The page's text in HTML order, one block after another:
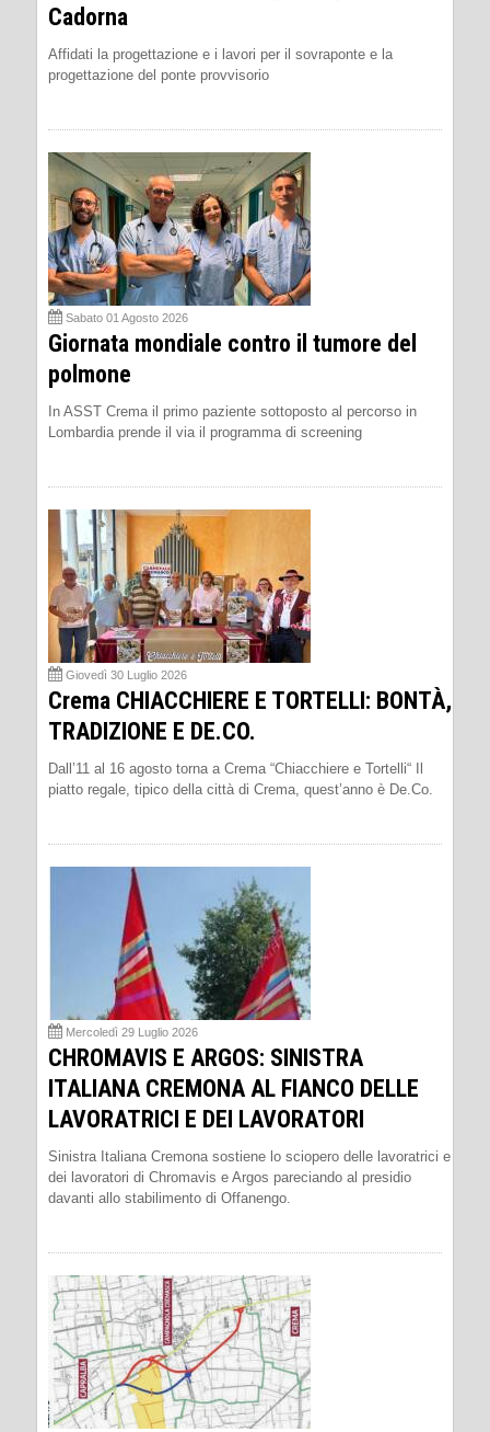
Cadorna
Affidati la progettazione e i lavori per il sovraponte e la
progettazione del ponte provvisorio
Sabato 01 Agosto 2026
Giornata mondiale contro il tumore del
polmone
In ASST Crema il primo paziente sottoposto al percorso in
Lombardia prende il via il programma di screening
Giovedì 30 Luglio 2026
Crema CHIACCHIERE E TORTELLI: BONTÀ,
TRADIZIONE E DE.CO.
Dall’11 al 16 agosto torna a Crema “Chiacchiere e Tortelli“ Il
piatto regale, tipico della città di Crema, quest’anno è De.Co.
Mercoledì 29 Luglio 2026
CHROMAVIS E ARGOS: SINISTRA
ITALIANA CREMONA AL FIANCO DELLE
LAVORATRICI E DEI LAVORATORI
Sinistra Italiana Cremona sostiene lo sciopero delle lavoratrici e
dei lavoratori di Chromavis e Argos pareciando al presidio
davanti allo stabilimento di Offanengo.